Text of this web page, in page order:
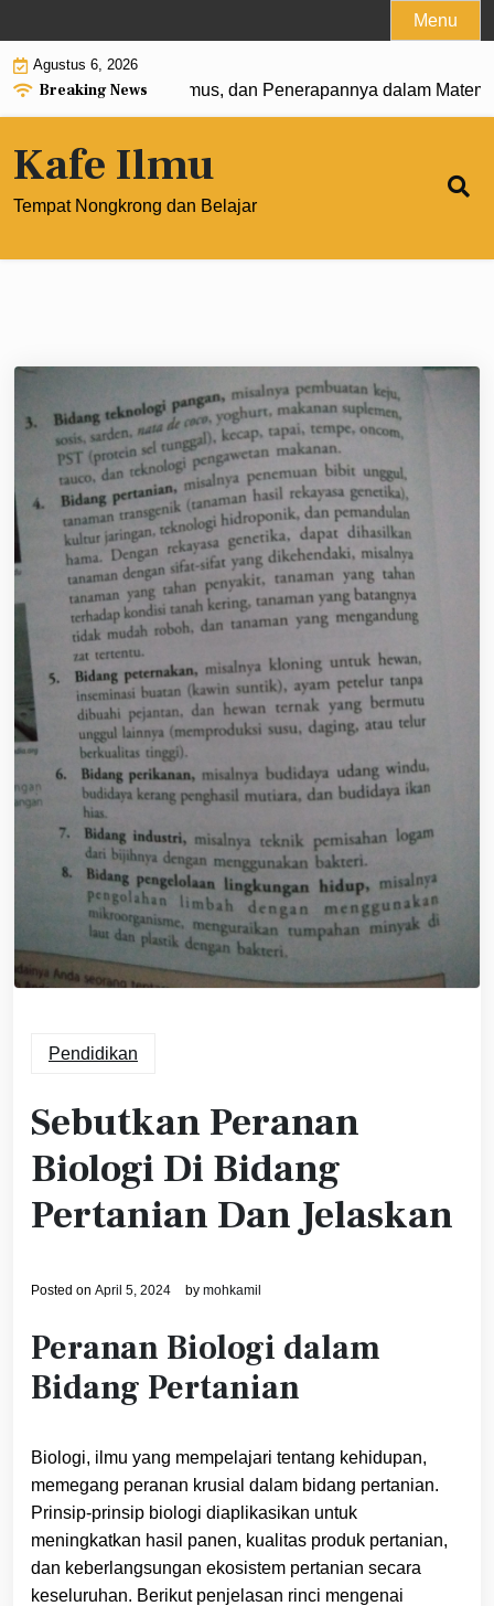
to
content
Menu
Agustus 6, 2026
Breaking News
Pengertian, Rumus, dan Penerapannya dalam Matematika
Kafe Ilmu
Tempat Nongkrong dan Belajar
Pendidikan
Sebutkan Peranan
Biologi Di Bidang
Pertanian Dan Jelaskan
Posted on April 5, 2024 by mohkamil
Peranan Biologi dalam
Bidang Pertanian
Biologi, ilmu yang mempelajari tentang kehidupan,
memegang peranan krusial dalam bidang pertanian.
Prinsip-prinsip biologi diaplikasikan untuk
meningkatkan hasil panen, kualitas produk pertanian,
dan keberlangsungan ekosistem pertanian secara
keseluruhan. Berikut penjelasan rinci mengenai